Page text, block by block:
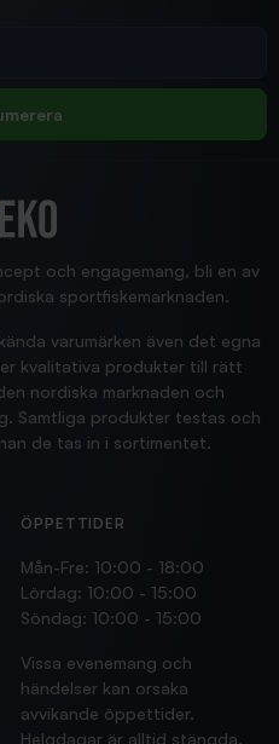
och engagemang, bli en av
sportfiskemarknaden.
varumärken även det egna
kvalitativa produkter till rätt
nordiska marknaden och
Samtliga produkter testas och
de tas in i sortimentet.
ÖPPETTIDER
Mån-Fre: 10:00 - 18:00
Lördag: 10:00 - 15:00
Söndag: 10:00 - 15:00
Vissa evenemang och
händelser kan orsaka
avvikande öppettider.
Helgdagar är alltid stängda.